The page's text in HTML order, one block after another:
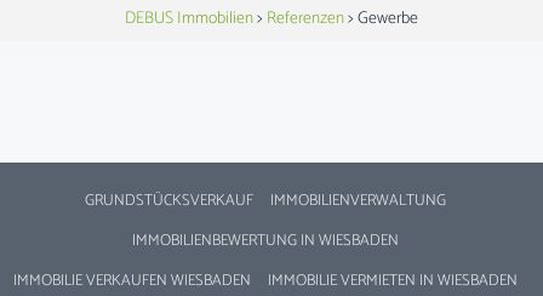
DEBUS Immobilien> Referenzen>Gewerbe
GRUNDSTÜCKSVERKAUF
IMMOBILIENVERWALTUNG
IMMOBILIENBEWERTUNG IN WIESBADEN
IMMOBILIE VERKAUFEN WIESBADEN
IMMOBILIE VERMIETEN IN WIESBADEN